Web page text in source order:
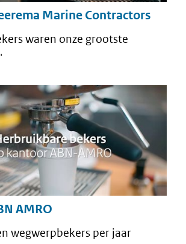
Marine Contractors
waren onze grootste
AMRO
wegwerpbekers per jaar